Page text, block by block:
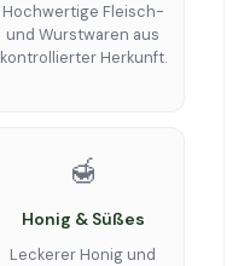
Hochwertige Fleisch-
und Wurstwaren aus
kontrollierter Herkunft.
🍯
Honig & Süßes
Leckerer Honig und